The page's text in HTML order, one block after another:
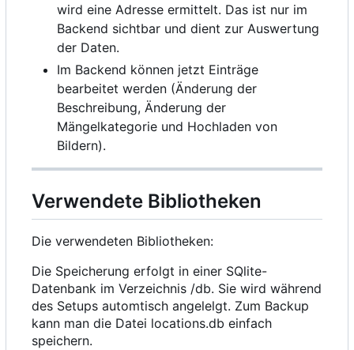
wird eine Adresse ermittelt. Das ist nur im
Backend sichtbar und dient zur Auswertung
der Daten.
Im Backend können jetzt Einträge
bearbeitet werden (Änderung der
Beschreibung, Änderung der
Mängelkategorie und Hochladen von
Bildern).
Verwendete Bibliotheken
Die verwendeten Bibliotheken:
Die Speicherung erfolgt in einer SQlite-
Datenbank im Verzeichnis /db. Sie wird während
des Setups automtisch angelelgt. Zum Backup
kann man die Datei locations.db einfach
speichern.